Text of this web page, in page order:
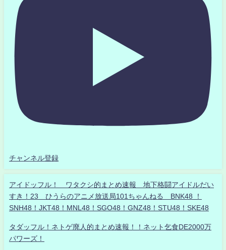
チャンネル登録
アイドッフル！ ワタクシ的まとめ速報 地下格闘アイドルだい
すき！23 ひうらのアニメ放送局101ちゃんねる BNK48 ！
SNH48！JKT48！MNL48！SGO48！GNZ48！STU48！SKE48
タダッフル！ネトゲ廃人的まとめ速報！！ネット乞食DE2000万
パワーズ！